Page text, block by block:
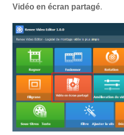
Vidéo en écran partagé.